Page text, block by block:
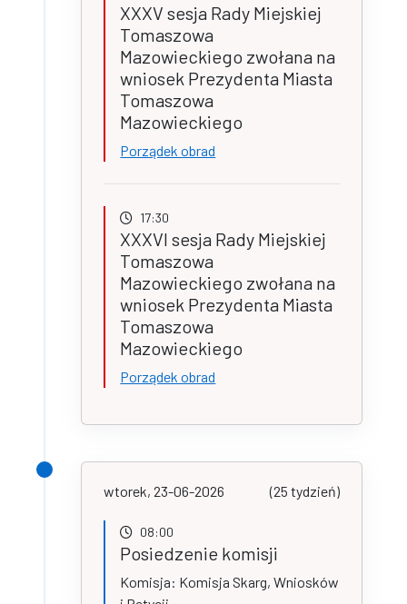
XXXV sesja Rady Miejskiej
Tomaszowa
Mazowieckiego zwołana na
wniosek Prezydenta Miasta
Tomaszowa
Mazowieckiego
Porządek obrad
17:30
XXXVI sesja Rady Miejskiej
Tomaszowa
Mazowieckiego zwołana na
wniosek Prezydenta Miasta
Tomaszowa
Mazowieckiego
Porządek obrad
wtorek, 23-06-2026 (25 tydzień)
08:00
Posiedzenie komisji
Komisja: Komisja Skarg, Wniosków